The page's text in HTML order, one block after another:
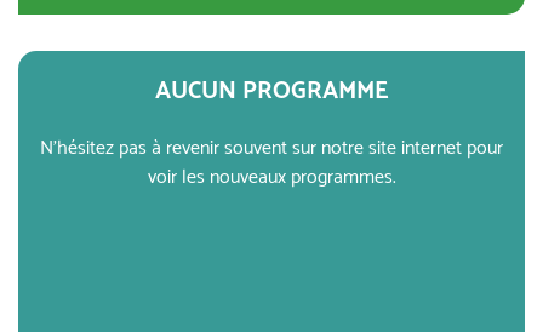
AUCUN PROGRAMME
N'hésitez pas à revenir souvent sur notre site internet pour
voir les nouveaux programmes.